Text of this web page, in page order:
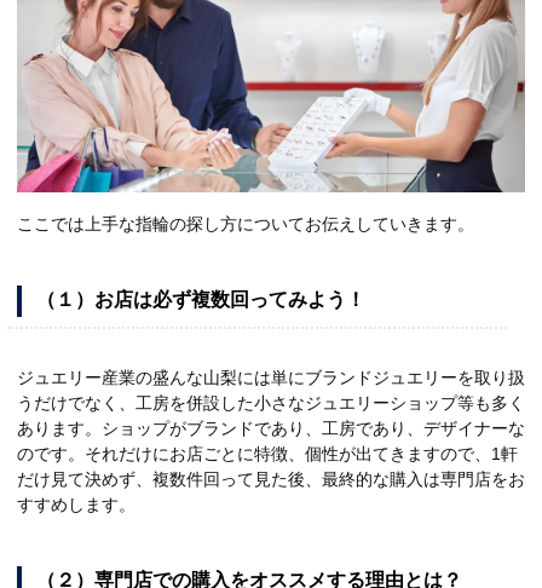
ここでは上手な指輪の探し方についてお伝えしていきます。
（１）お店は必ず複数回ってみよう！
ジュエリー産業の盛んな山梨には単にブランドジュエリーを取り扱
うだけでなく、工房を併設した小さなジュエリーショップ等も多く
あります。ショップがブランドであり、工房であり、デザイナーな
のです。それだけにお店ごとに特徴、個性が出てきますので、1軒
だけ見て決めず、複数件回って見た後、最終的な購入は専門店をお
すすめします。
（２）専門店での購入をオススメする理由とは？